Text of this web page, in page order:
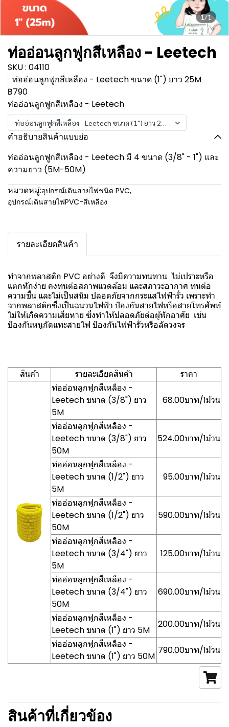
1/1
ท่ออ่อนลูกฟูกสีเหลือง - Leetech
SKU : 04110
ท่ออ่อนลูกฟูกสีเหลือง - Leetech ขนาด (1") ยาว 25M
฿790
ท่ออ่อนลูกฟูกสีเหลือง - Leetech
ท่ออ่อนลูกฟูกสีเหลือง - Leetech ขนาด (1") ยาว 25M
คำอธิบายสินค้าแบบย่อ
ท่ออ่อนลูกฟูกสีเหลือง - Leetech มี 4 ขนาด (3/8" - 1") และ
ความยาว (5M-50M)
หมวดหมู่:อุปกรณ์เดินสายไฟชนิด PVC,
อุปกรณ์เดินสายไฟPVC-สีเหลือง
รายละเอียดสินค้า
ทำจากพลาสติก PVC อย่างดี จึงมีความทนทาน ไม่เปราะหรือ
แตกหักง่าย คงทนต่อสภาพแวดล้อม และสภาวะอากาศ ทนต่อ
ความชื้น และไม่เป็นสนิม ปลอดภัยจากกระแสไฟฟ้ารั่ว เพราะทำ
จากพลาสติกซึ่งเป็นฉนวนไฟฟ้า ป้องกันสายไฟหรือสายโทรศัพท์
ไม่ให้เกิดความเสียหาย ซึ่งทำให้ปลอดภัยต่อผู้พักอาศัย เช่น
ป้องกันหนูกัดแทะสายไฟ ป้องกันไฟฟ้ารั่วหรือลัดวงจร
สินค้า รายละเอียดสินค้า
ราคา
ท่ออ่อนลูกฟูกสีเหลือง -
Leetech ขนาด (3/8") ยาว
5M
68.00บาท/1ม้วน
ท่ออ่อนลูกฟูกสีเหลือง -
Leetech ขนาด (3/8") ยาว
50M
524.00บาท/1ม้วน
ท่ออ่อนลูกฟูกสีเหลือง -
Leetech ขนาด (1/2") ยาว
5M
95.00บาท/1ม้วน
ท่ออ่อนลูกฟูกสีเหลือง -
Leetech ขนาด (1/2") ยาว
50M
590.00บาท/1ม้วน
ท่ออ่อนลูกฟูกสีเหลือง -
Leetech ขนาด (3/4") ยาว
5M
125.00บาท/1ม้วน
ท่ออ่อนลูกฟูกสีเหลือง -
Leetech ขนาด (3/4") ยาว
50M
690.00บาท/1ม้วน
ท่ออ่อนลูกฟูกสีเหลือง -
Leetech ขนาด (1") ยาว 5M
200.00บาท/1ม้วน
ท่ออ่อนลูกฟูกสีเหลือง -
Leetech ขนาด (1") ยาว 50M
790.00บาท/1ม้วน
สินค้าที่เกี่ยวข้อง